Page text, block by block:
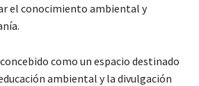
el conocimiento ambiental y
como un espacio destinado
ambiental y la divulgación